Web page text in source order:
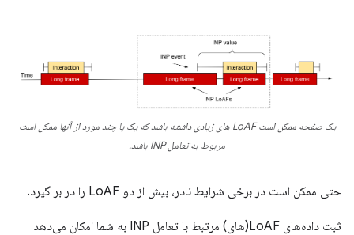
یک صفحه ممکن است LoAF های زیادی داشته باشد که یک یا چند مورد از آنها ممکن است
مربوط به تعامل INP باشد.
حتی ممکن است در برخی شرایط نادر، بیش از دو LoAF را در بر گیرد.
ثبت داده‌های LoAF(های) مرتبط با تعامل INP به شما امکان می‌دهد